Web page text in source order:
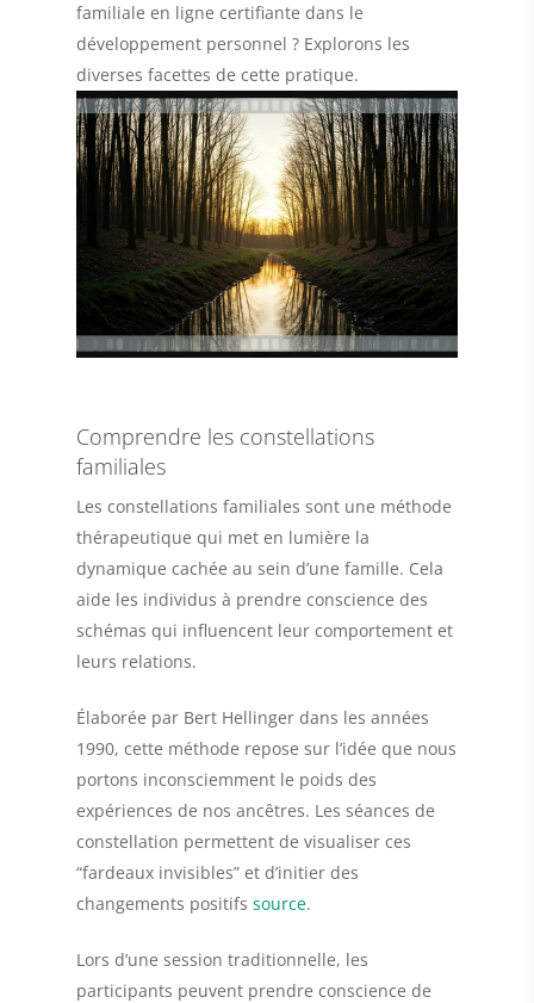
familiale en ligne certifiante dans le
développement personnel ? Explorons les
diverses facettes de cette pratique.
Comprendre les constellations
familiales
Les constellations familiales sont une méthode
thérapeutique qui met en lumière la
dynamique cachée au sein d’une famille. Cela
aide les individus à prendre conscience des
schémas qui influencent leur comportement et
leurs relations.
Élaborée par Bert Hellinger dans les années
1990, cette méthode repose sur l’idée que nous
portons inconsciemment le poids des
expériences de nos ancêtres. Les séances de
constellation permettent de visualiser ces
“fardeaux invisibles” et d’initier des
changements positifs source.
Lors d’une session traditionnelle, les
participants peuvent prendre conscience de